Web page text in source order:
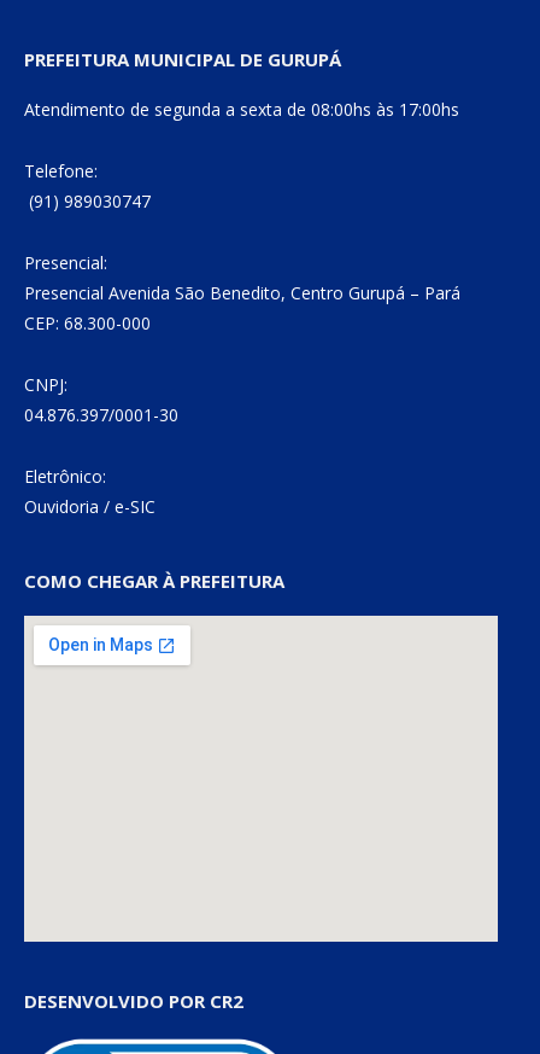
PREFEITURA MUNICIPAL DE GURUPÁ
Atendimento de segunda a sexta de 08:00hs às 17:00hs
Telefone:
(91) 989030747
Presencial:
Presencial Avenida São Benedito, Centro Gurupá – Pará
CEP: 68.300-000
CNPJ:
04.876.397/0001-30
Eletrônico:
Ouvidoria / e-SIC
COMO CHEGAR À PREFEITURA
DESENVOLVIDO POR CR2